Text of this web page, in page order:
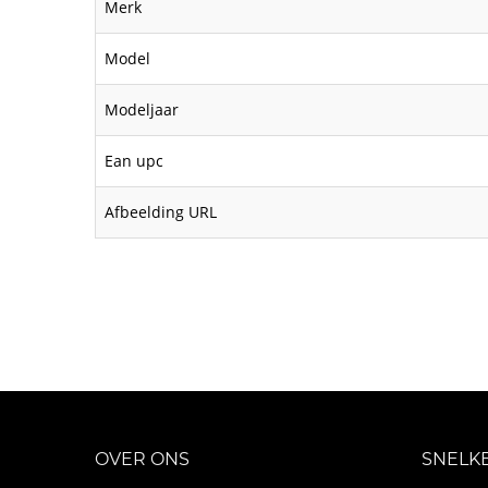
Merk
Model
Modeljaar
Ean upc
Afbeelding URL
OVER ONS